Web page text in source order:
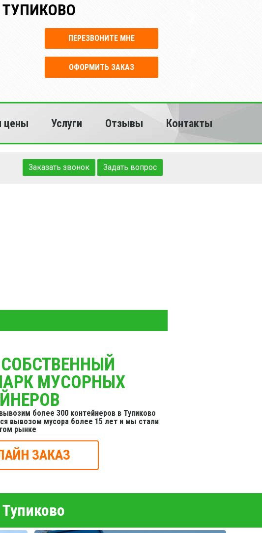
ПЕРЕЗВОНИТЕ МНЕ
ОФОРМИТЬ ЗАКАЗ
цены Услуги Отзывы Контакты
Заказать звонок Задать вопрос
МУСОРНЫХ
более 300 контейнеров в Тупиково
вывозом мусора более 15 лет и мы стали
рынке
ЗАКАЗ